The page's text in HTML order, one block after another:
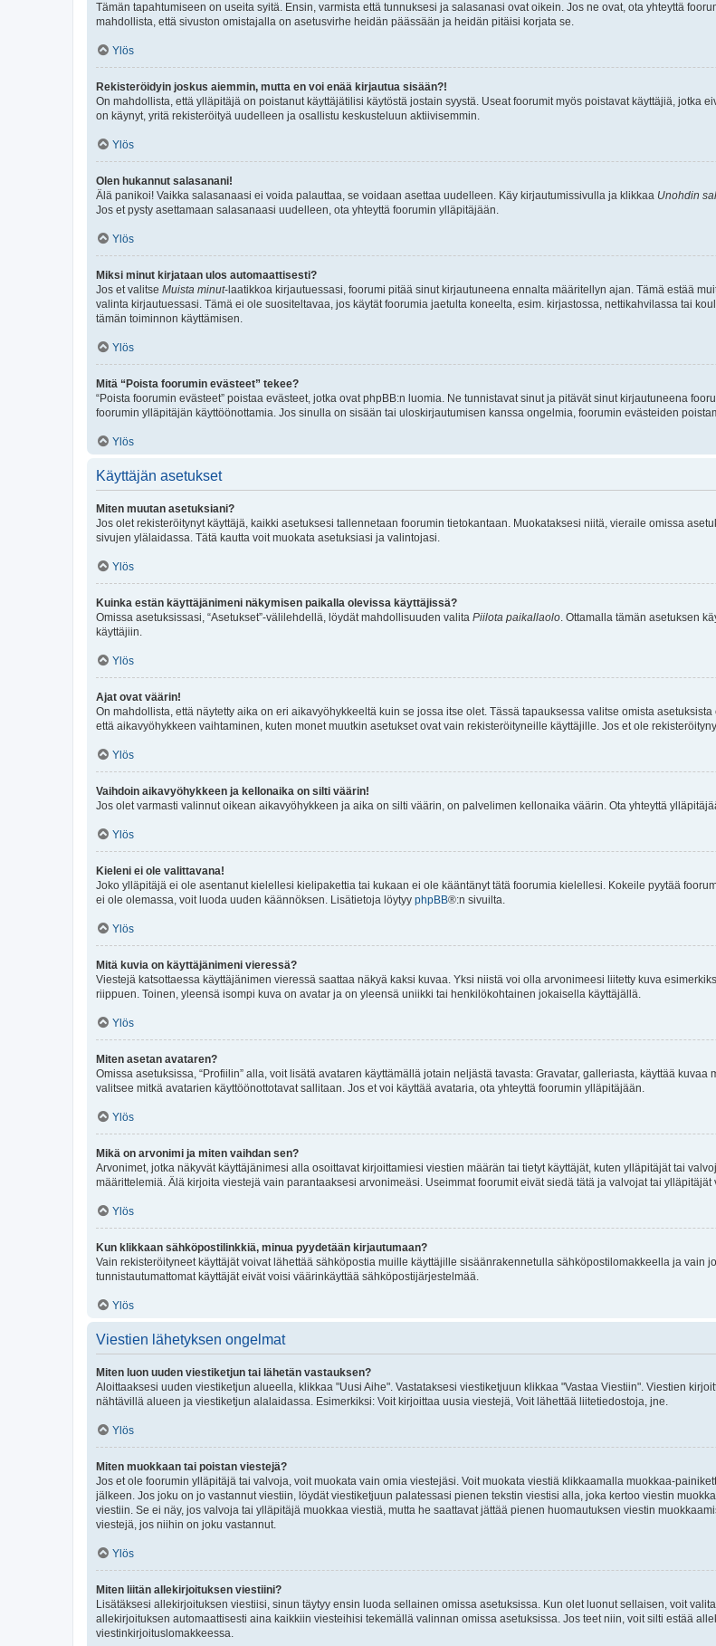
Tämän tapahtumiseen on useita syitä. Ensin, varmista että tunnuksesi ja salasanasi ovat oikein. Jos ne ovat, ota yhteyttä
mahdollista, että sivuston omistajalla on asetusvirhe heidän päässään ja heidän pitäisi korjata se.
Ylös
Rekisteröidyin joskus aiemmin, mutta en voi enää kirjautua sisään?!
On mahdollista, että ylläpitäjä on poistanut käyttäjätilisi käytöstä jostain syystä. Useat foorumit myös poistavat käyttäjiä, jotka
on käynyt, yritä rekisteröityä uudelleen ja osallistu keskusteluun aktiivisemmin.
Ylös
Olen hukannut salasanani!
Älä panikoi! Vaikka salasanaasi ei voida palauttaa, se voidaan asettaa uudelleen. Käy kirjautumissivulla ja klikkaa Unohdin
Jos et pysty asettamaan salasanaasi uudelleen, ota yhteyttä foorumin ylläpitäjään.
Ylös
Miksi minut kirjataan ulos automaattisesti?
Jos et valitse Muista minut-laatikkoa kirjautuessasi, foorumi pitää sinut kirjautuneena ennalta määritellyn ajan. Tämä estää
valinta kirjautuessasi. Tämä ei ole suositeltavaa, jos käytät foorumia jaetulta koneelta, esim. kirjastossa, nettikahvilassa tai
tämän toiminnon käyttämisen.
Ylös
Mitä “Poista foorumin evästeet” tekee?
“Poista foorumin evästeet” poistaa evästeet, jotka ovat phpBB:n luomia. Ne tunnistavat sinut ja pitävät sinut kirjautuneena
foorumin ylläpitäjän käyttöönottamia. Jos sinulla on sisään tai uloskirjautumisen kanssa ongelmia, foorumin evästeiden
Ylös
Käyttäjän asetukset
Miten muutan asetuksiani?
Jos olet rekisteröitynyt käyttäjä, kaikki asetuksesi tallennetaan foorumin tietokantaan. Muokataksesi niitä, vieraile omissa
sivujen ylälaidassa. Tätä kautta voit muokata asetuksiasi ja valintojasi.
Ylös
Kuinka estän käyttäjänimeni näkymisen paikalla olevissa käyttäjissä?
Omissa asetuksissasi, “Asetukset”-välilehdellä, löydät mahdollisuuden valita Piilota paikallaolo. Ottamalla tämän asetuksen
käyttäjiin.
Ylös
Ajat ovat väärin!
On mahdollista, että näytetty aika on eri aikavyöhykkeeltä kuin se jossa itse olet. Tässä tapauksessa valitse omista
että aikavyöhykkeen vaihtaminen, kuten monet muutkin asetukset ovat vain rekisteröityneille käyttäjille. Jos et ole
Ylös
Vaihdoin aikavyöhykkeen ja kellonaika on silti väärin!
Jos olet varmasti valinnut oikean aikavyöhykkeen ja aika on silti väärin, on palvelimen kellonaika väärin. Ota yhteyttä
Ylös
Kieleni ei ole valittavana!
Joko ylläpitäjä ei ole asentanut kielellesi kielipakettia tai kukaan ei ole kääntänyt tätä foorumia kielellesi. Kokeile pyytää
ei ole olemassa, voit luoda uuden käännöksen. Lisätietoja löytyy phpBB®:n sivuilta.
Ylös
Mitä kuvia on käyttäjänimeni vieressä?
Viestejä katsottaessa käyttäjänimen vieressä saattaa näkyä kaksi kuvaa. Yksi niistä voi olla arvonimeesi liitetty kuva
riippuen. Toinen, yleensä isompi kuva on avatar ja on yleensä uniikki tai henkilökohtainen jokaisella käyttäjällä.
Ylös
Miten asetan avataren?
Omissa asetuksissa, “Profiilin” alla, voit lisätä avataren käyttämällä jotain neljästä tavasta: Gravatar, galleriasta, käyttää
valitsee mitkä avatarien käyttöönottotavat sallitaan. Jos et voi käyttää avataria, ota yhteyttä foorumin ylläpitäjään.
Ylös
Mikä on arvonimi ja miten vaihdan sen?
Arvonimet, jotka näkyvät käyttäjänimesi alla osoittavat kirjoittamiesi viestien määrän tai tietyt käyttäjät, kuten ylläpitäjät tai
määrittelemiä. Älä kirjoita viestejä vain parantaaksesi arvonimeäsi. Useimmat foorumit eivät siedä tätä ja valvojat tai
Ylös
Kun klikkaan sähköpostilinkkiä, minua pyydetään kirjautumaan?
Vain rekisteröityneet käyttäjät voivat lähettää sähköpostia muille käyttäjille sisäänrakennetulla sähköpostilomakkeella ja
tunnistautumattomat käyttäjät eivät voisi väärinkäyttää sähköpostijärjestelmää.
Ylös
Viestien lähetyksen ongelmat
Miten luon uuden viestiketjun tai lähetän vastauksen?
Aloittaaksesi uuden viestiketjun alueella, klikkaa "Uusi Aihe". Vastataksesi viestiketjuun klikkaa "Vastaa Viestiin". Viestien
nähtävillä alueen ja viestiketjun alalaidassa. Esimerkiksi: Voit kirjoittaa uusia viestejä, Voit lähettää liitetiedostoja, jne.
Ylös
Miten muokkaan tai poistan viestejä?
Jos et ole foorumin ylläpitäjä tai valvoja, voit muokata vain omia viestejäsi. Voit muokata viestiä klikkaamalla muokkaa-
jälkeen. Jos joku on jo vastannut viestiin, löydät viestiketjuun palatessasi pienen tekstin viestisi alla, joka kertoo viestin
viestiin. Se ei näy, jos valvoja tai ylläpitäjä muokkaa viestiä, mutta he saattavat jättää pienen huomautuksen viestin
viestejä, jos niihin on joku vastannut.
Ylös
Miten liitän allekirjoituksen viestiini?
Lisätäksesi allekirjoituksen viestiisi, sinun täytyy ensin luoda sellainen omissa asetuksissa. Kun olet luonut sellaisen, voit valita
allekirjoituksen automaattisesti aina kaikkiin viesteihisi tekemällä valinnan omissa asetuksissa. Jos teet niin, voit silti estää
viestinkirjoituslomakkeessa.